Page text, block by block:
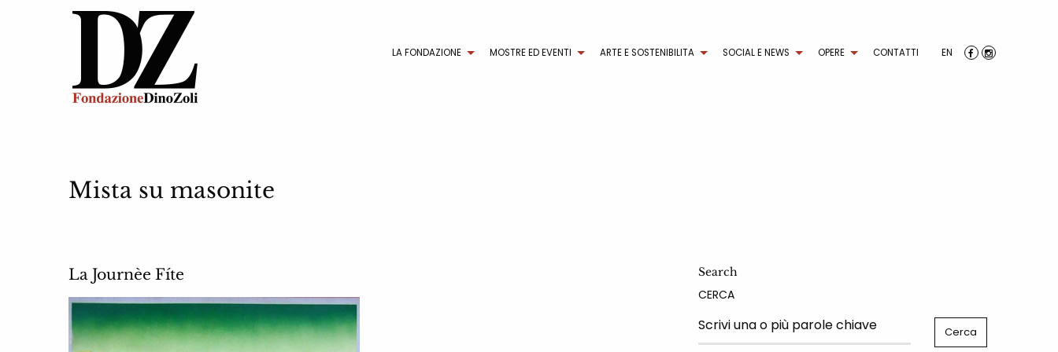
LA FONDAZIONE MOSTRE ED EVENTI ARTE E SOSTENIBILITA SOCIAL E NEWS OPERE CONTATTI EN
Mista su masonite
La Journèe Fíte Search
CERCA